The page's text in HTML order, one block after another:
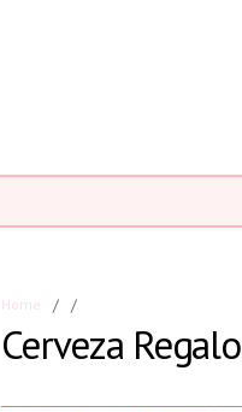
Home / /
Cerveza Regalo